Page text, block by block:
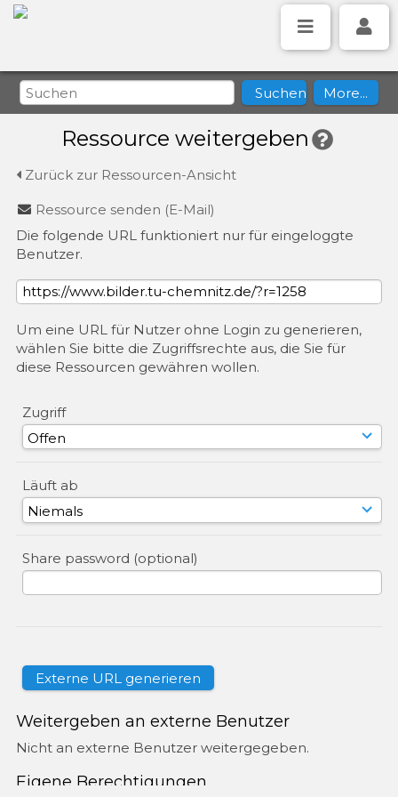
Ressource weitergeben
Zurück zur Ressourcen-Ansicht
Ressource senden (E-Mail)
Die folgende URL funktioniert nur für eingeloggte
Benutzer.
Um eine URL für Nutzer ohne Login zu generieren,
wählen Sie bitte die Zugriffsrechte aus, die Sie für
diese Ressourcen gewähren wollen.
Zugriff
Läuft ab
Share password (optional)
Weitergeben an externe Benutzer
Nicht an externe Benutzer weitergegeben.
Eigene Berechtigungen